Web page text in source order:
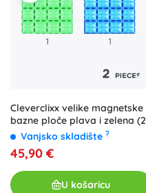
Cleverclixx velike magnetske
bazne ploče plava i zelena (2
kom)
Vanjsko skladište ?
45,90 €
U košaricu